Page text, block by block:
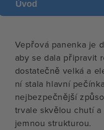
Úvod
Vepřová panenka je
aby se dala připravit
dostatečně velká a
ní stala hlavní
nejbezpečnější
trvale skvělou chutí
jemnou strukturou.